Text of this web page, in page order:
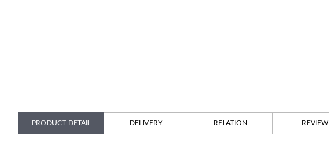
PRODUCT DETAIL DELIVERY RELATION REVIEW